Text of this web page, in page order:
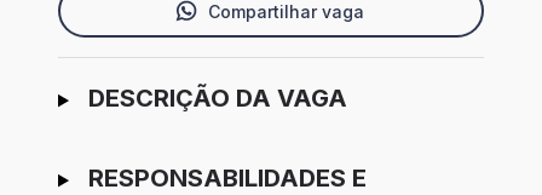
Compartilhar vaga
Ir para candidatura
DESCRIÇÃO DA VAGA
RESPONSABILIDADES E